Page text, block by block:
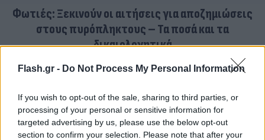
Flash.gr - Do Not Process My Personal Information
If you wish to opt-out of the sale, sharing to third parties, or
processing of your personal or sensitive information for
targeted advertising by us, please use the below opt-out
section to confirm your selection. Please note that after your
Φωτιές: Ξεκινούν οι αιτήσεις για αποζημιώσεις
στους πυρόπληκτους – Τα ποσά και τα
δικαιολογητικά
10.08.2026 ΧΡΙΣΤΌΔΟΥΛΟΣ ΣΚΟΎΝΤΑΣ